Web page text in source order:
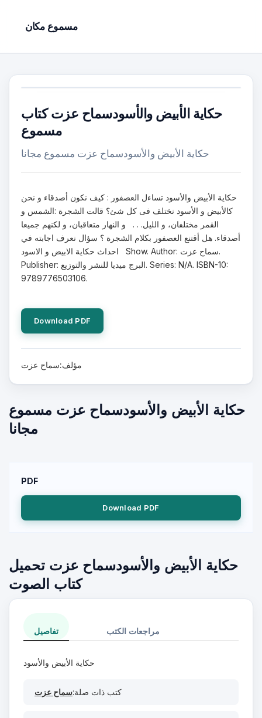
مسموع مكان
حكاية الأبيض والأسودسماح عزت كتاب
مسموع
حكاية الأبيض والأسودسماح عزت مسموع مجانا
حكاية الأبيض والأسود تساءل العصفور : كيف نكون أصدقاء و نحن
كالأبيض و الأسود نختلف فى كل شئ؟ قالت الشجرة :الشمس و
القمر مختلفان، و الليل. . . و النهار متعاقبان، و لكنهم جميعا
أصدقاء. هل أقتنع العصفور بكلام الشجرة ؟ سؤال نعرف اجابته في
احداث حكاية الابيض و الاسود Show. Author: سماح عزت.
Publisher: البرج ميديا للنشر والتوزيع. Series: N/A. ISBN-10:
9789776503106.
Download PDF
مؤلف:سماح عزت
حكاية الأبيض والأسودسماح عزت مسموع
مجانا
PDF
Download PDF
حكاية الأبيض والأسودسماح عزت تحميل
كتاب الصوت
تفاصيل مراجعات الكتب
حكاية الأبيض والأسود
كتب ذات صلة:سماح عزت